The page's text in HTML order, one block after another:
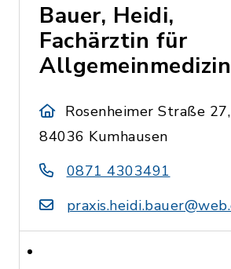
Bauer, Heidi,
Fachärztin für
Allgemeinmedizin
Rosenheimer Straße 27,
84036 Kumhausen
0871 4303491